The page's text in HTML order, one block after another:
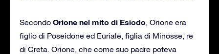
Secondo Orione nel mito di Esiodo, Orione era
figlio di Poseidone ed Euriale, figlia di Minosse, re
di Creta. Orione, che come suo padre poteva